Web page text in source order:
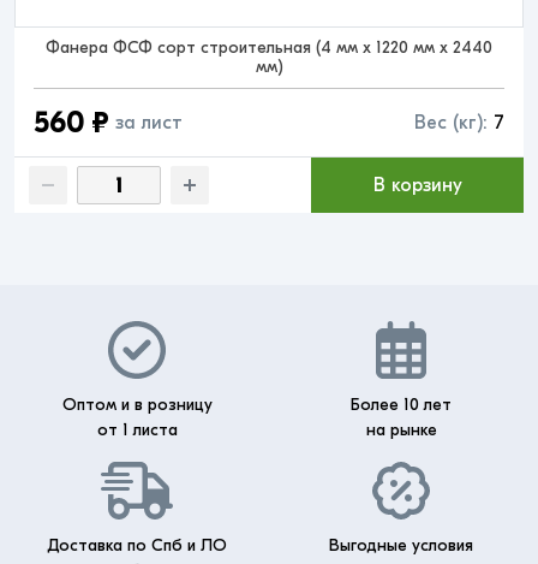
Фанера ФСФ сорт строительная (4 мм x 1220 мм x 2440
мм)
560 ₽ за лист Вес (кг): 7
В корзину
Оптом и в розницу
от 1 листа
Более 10 лет
на рынке
Доставка по Спб и ЛО
Выгодные условия